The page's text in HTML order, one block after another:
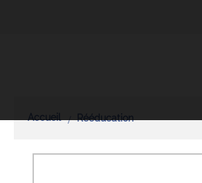
Accueil Rééducation